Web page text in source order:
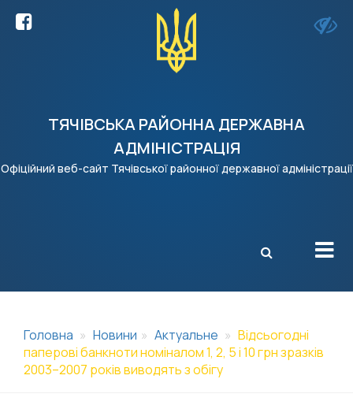
ТЯЧІВСЬКА РАЙОННА ДЕРЖАВНА
АДМІНІСТРАЦІЯ
Офіційний веб-сайт Тячівської районної державної адміністрації
X
Головна Новини Актуальне
Відсьогодні
паперові банкноти номіналом 1, 2, 5 і 10 грн зразків
2003–2007 років виводять з обігу